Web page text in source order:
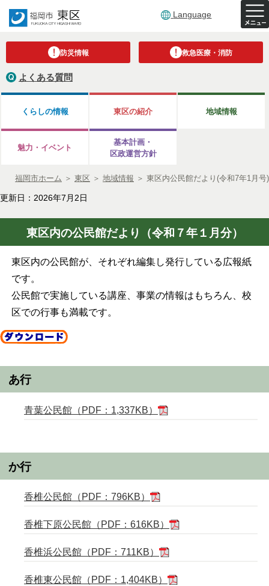
Language
防災情報 救急医療・消防
よくある質問
くらしの情報 東区の紹介 地域情報
魅力・イベント
基本計画・
区政運営方針
福岡市ホーム ＞ 東区 ＞ 地域情報 ＞ 東区内公民館だより(令和7年1月号)
更新日：2026年7月2日
東区内の公民館だより（令和７年１月分）
東区内の公民館が、それぞれ編集し発行している広報紙
です。
公民館で実施している講座、事業の情報はもちろん、校
区での行事も満載です。
あ行
青葉公民館（PDF：1,337KB）
か行
香椎公民館（PDF：796KB）
香椎下原公民館（PDF：616KB）
香椎浜公民館（PDF：711KB）
香椎東公民館（PDF：1,404KB）